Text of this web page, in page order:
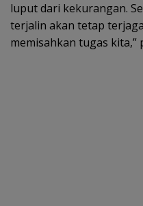
luput dari kekurangan.
terjalin akan tetap
memisahkan tugas kita,”